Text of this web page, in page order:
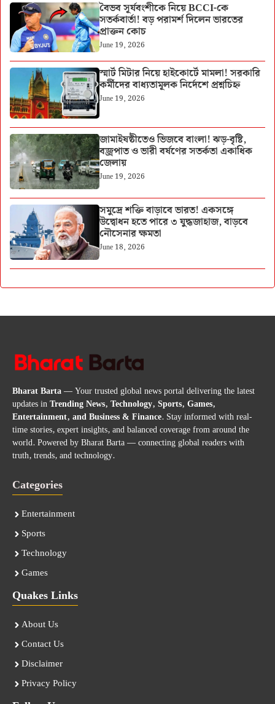
বৈভব সূর্যবংশীকে নিয়ে BCCI-কে
সতর্কবার্তা! বড় পরামর্শ দিলেন ভারতের
প্রাক্তন কোচ
June 19, 2026
স্মার্ট মিটার নিয়ে হাইকোর্টে মামলা! সরকারি
কর্মীদের বাধ্যতামূলক নির্দেশে প্রশ্নচিহ্ন
June 19, 2026
জামাইষষ্ঠীতেও ভিজবে বাংলা! ঝড়-বৃষ্টি,
বজ্রপাত ও ভারী বর্ষণের সতর্কতা একাধিক
জেলায়
June 19, 2026
সমুদ্রে শক্তি বাড়াবে ভারত! একসঙ্গে
উদ্বোধন হতে পারে ৩ যুদ্ধজাহাজ, বাড়বে
নৌসেনার ক্ষমতা
June 18, 2026
Bharat Barta— Your trusted global news portal delivering the latest
updates inTrending News, Technology, Sports, Games,
Entertainment, and Business & Finance. Stay informed with real-
time stories, expert insights, and balanced coverage from around the
world. Powered by Bharat Barta — connecting global readers with
truth, trends, and technology.
Categories
Entertainment
Sports
Technology
Games
Quakes Links
About Us
Contact Us
Disclaimer
Privacy Policy